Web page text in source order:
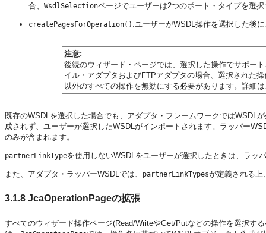
合、 WsdlSelectionページでユーザーは2つのポート・タイプを選
createPagesForOperation() :ユーザーがWSDL操作を選択した後
注意:
後続のウィザード・ページでは、選択した操作でサポー
イル・アダプタおよびFTPアダプタの場合、選択された
以外のすべての操作を無効にする必要があります。詳細は
既存のWSDLを選択した場合でも、アダプタ・フレームワークではWSDL
成されず、ユーザーが選択したWSDLがインポートされます。ラッパー
のみが含まれます。
partnerLinkTypeを使用しないWSDLをユーザーが選択したときは、ラッ
また、アダプタ・ラッパーWSDLでは、 partnerLinkTypesが定義される上
3.1.8 JcaOperationPageの拡張
すべてのウィザード操作ページ(Read/WriteやGet/Putなどの操作を選択す